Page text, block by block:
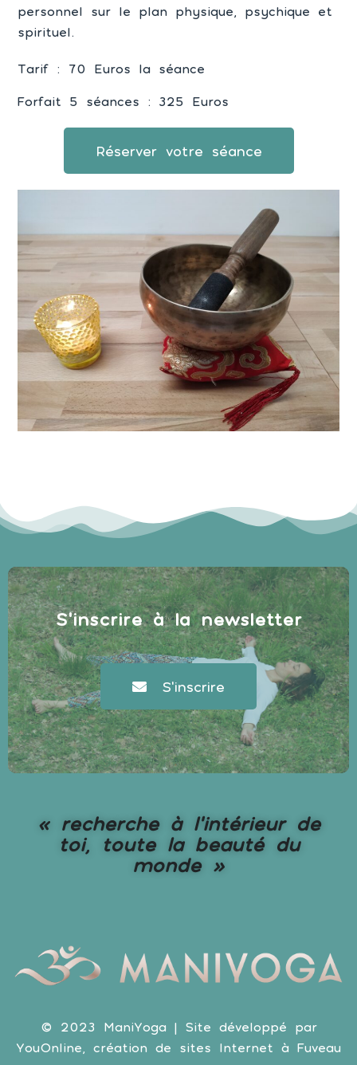
personnel sur le plan physique, psychique et
spirituel.
Tarif : 70 Euros la séance
Forfait 5 séances : 325 Euros
Réserver votre séance
S'inscrire à la newsletter
S'inscrire
« recherche à l’intérieur de
toi, toute la beauté du
monde »
© 2023 ManiYoga | Site développé par
YouOnline, création de sites Internet à Fuveau